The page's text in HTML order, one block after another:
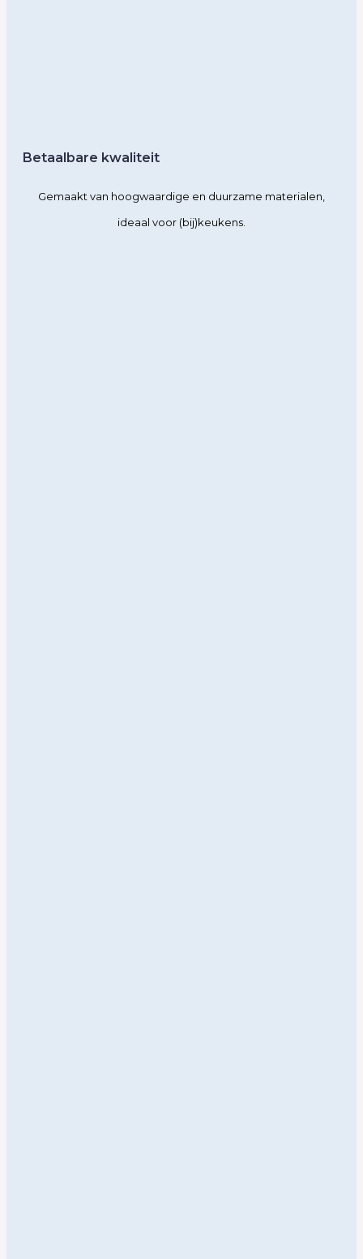
Betaalbare kwaliteit
Gemaakt van hoogwaardige en duurzame materialen,
ideaal voor (bij)keukens.